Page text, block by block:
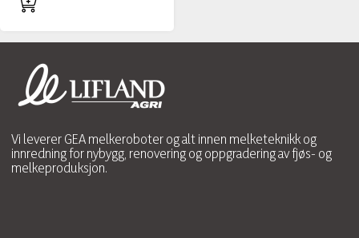
Vi leverer GEA melkeroboter og alt innen melketeknikk og
innredning for nybygg, renovering og oppgradering av fjøs- og
melkeproduksjon.